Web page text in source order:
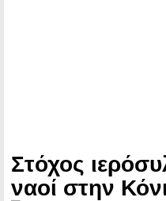
Στόχος
ναοί στην